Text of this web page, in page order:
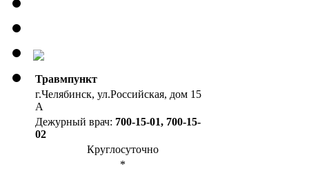
Травмпункт
г.Челябинск, ул.Российская, дом 15
А
Дежурный врач: 700-15-01, 700-15-
02
Круглосуточно
*